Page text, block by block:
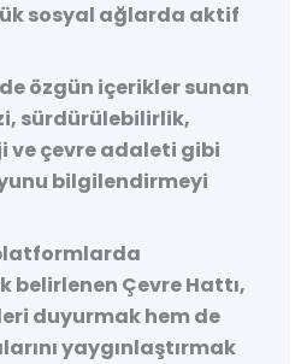
sosyal ağlarda aktif
özgün içerikler sunan
sürdürülebilirlik,
ve çevre adaleti gibi
bilgilendirmeyi
belirlenen Çevre Hattı,
duyurmak hem de
yaygınlaştırmak